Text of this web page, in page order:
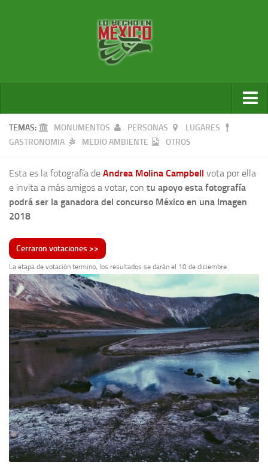
Inicio
Galería de fotos
Galería de videos
Ganadores
Sala de Prensa
TEMAS: MONUMENTOS PERSONAS
LUGARES
GASTRONOMIA
MEDIO AMBIENTE OTROS
Esta es la fotografía de Andrea Molina Campbell vota por ella
e invita a más amigos a votar, con tu apoyo esta fotografía
podrá ser la ganadora del concurso México en una Imagen
2018
La etapa de votación termino, los resultados se darán el 10 de diciembre.